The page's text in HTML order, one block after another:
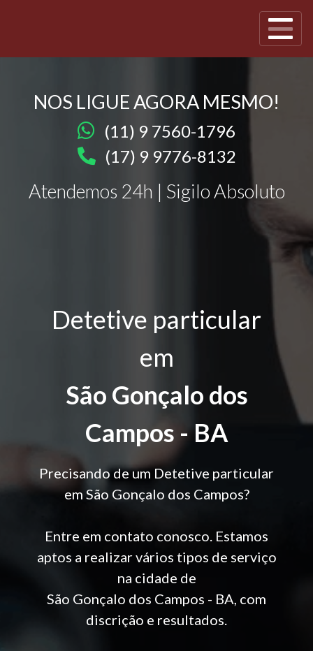
NOS LIGUE AGORA MESMO!
(11) 9 7560-1796
(17) 9 9776-8132
Atendemos 24h | Sigilo Absoluto
Detetive particular
em
São Gonçalo dos
Campos - BA
Precisando de um Detetive particular
em São Gonçalo dos Campos?
Entre em contato conosco. Estamos
aptos a realizar vários tipos de serviço
na cidade de
São Gonçalo dos Campos - BA, com
discrição e resultados.